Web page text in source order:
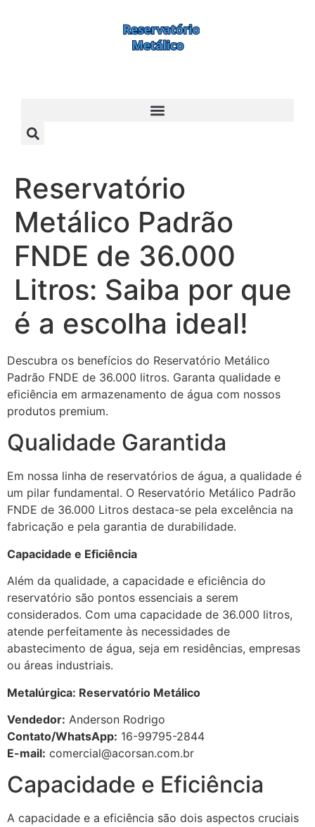
Reservatório
Metálico Padrão
FNDE de 36.000
Litros: Saiba por que
é a escolha ideal!
Descubra os benefícios do Reservatório Metálico
Padrão FNDE de 36.000 litros. Garanta qualidade e
eficiência em armazenamento de água com nossos
produtos premium.
Qualidade Garantida
Em nossa linha de reservatórios de água, a qualidade é
um pilar fundamental. O Reservatório Metálico Padrão
FNDE de 36.000 Litros destaca-se pela excelência na
fabricação e pela garantia de durabilidade.
Capacidade e Eficiência
Além da qualidade, a capacidade e eficiência do
reservatório são pontos essenciais a serem
considerados. Com uma capacidade de 36.000 litros,
atende perfeitamente às necessidades de
abastecimento de água, seja em residências, empresas
ou áreas industriais.
Metalúrgica: Reservatório Metálico
Vendedor: Anderson Rodrigo
Contato/WhatsApp: 16-99795-2844
E-mail: comercial@acorsan.com.br
Capacidade e Eficiência
A capacidade e a eficiência são dois aspectos cruciais